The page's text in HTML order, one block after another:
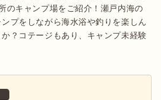
のキャンプ場をご紹介！瀬戸内海の
プをしながら海水浴や釣りを楽しん
？コテージもあり、キャンプ未経験